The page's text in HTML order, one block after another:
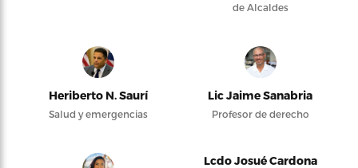
de Alcaldes
Heriberto N. Saurí
Salud y emergencias
Lic Jaime Sanabria
Profesor de derecho
Lcdo Josué Cardona